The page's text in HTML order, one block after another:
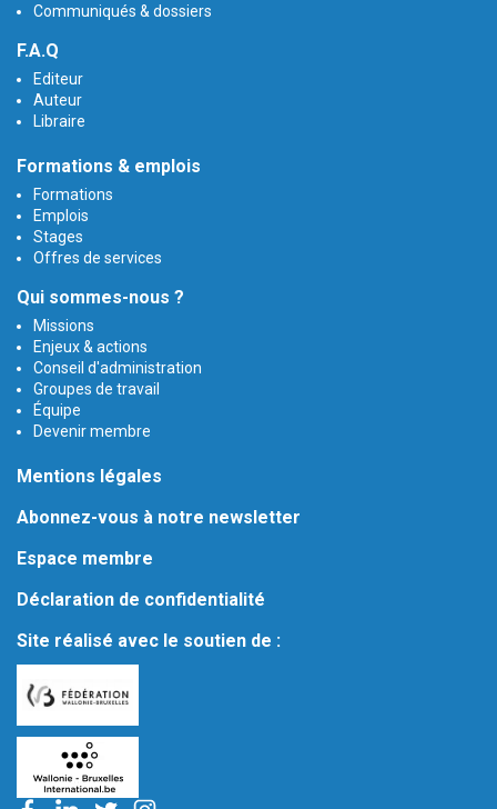
Communiqués & dossiers
F.A.Q
Editeur
Auteur
Libraire
Formations & emplois
Formations
Emplois
Stages
Offres de services
Qui sommes-nous ?
Missions
Enjeux & actions
Conseil d'administration
Groupes de travail
Équipe
Devenir membre
Mentions légales
Abonnez-vous à notre newsletter
Espace membre
Déclaration de confidentialité
Site réalisé avec le soutien de :